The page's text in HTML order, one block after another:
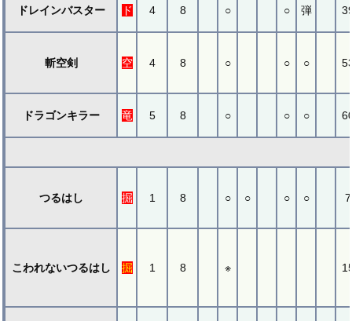
ドレインバスター ド 4 8 ○ ○ 弾
斬空剣 空 4 8 ○ ○ ○
ドラゴンキラー 竜 5 8 ○ ○ ○
つるはし 掘 1 8 ○ ○ ○ ○
こわれないつるはし 掘 1 8 ※